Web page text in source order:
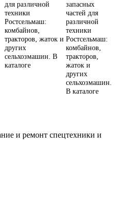
для различной
техники
Ростсельмаш:
комбайнов,
тракторов, жаток и
других
сельхозмашин. В
каталоге
запасных
частей для
различной
техники
Ростсельмаш:
комбайнов,
тракторов,
жаток и
других
сельхозмашин.
В каталоге
и ремонт спецтехники и